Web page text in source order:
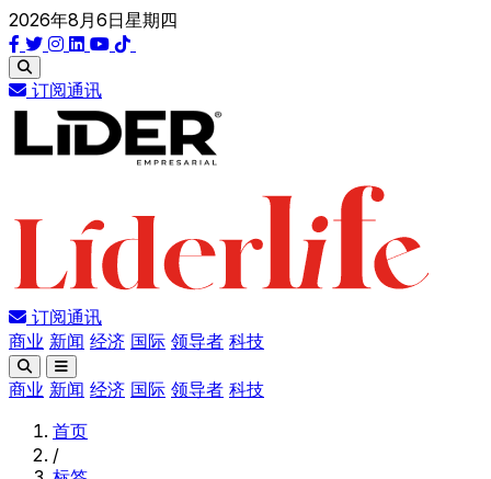
2026年8月6日星期四
订阅通讯
订阅通讯
商业 新闻 经济 国际 领导者 科技
商业 新闻 经济 国际 领导者 科技
首页
/